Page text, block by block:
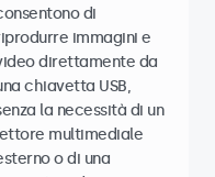
di
immagini e
direttamente da
chiavetta USB,
la necessità di un
multimediale
o di una